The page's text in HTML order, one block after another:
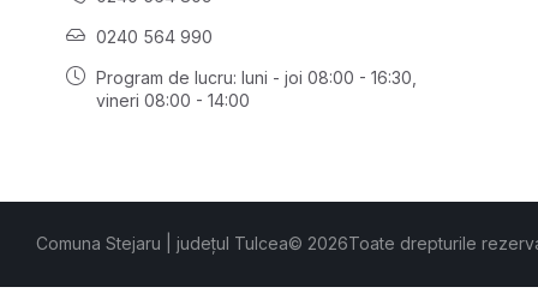
0240 564 990
Program de lucru: luni - joi 08:00 - 16:30,
vineri 08:00 - 14:00
Comuna Stejaru | județul Tulcea© 2026Toate drepturile